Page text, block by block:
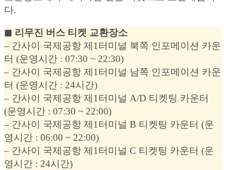
다.
◼︎ 리무진 버스 티켓 교환장소
– 간사이 국제공항 제1터미널 북쪽 인포메이션 카운
터 (운영시간 : 07:30 ~ 22:30)
– 간사이 국제공항 제1터미널 남쪽 인포메이션 카운
터 (운영시간 : 24시간)
– 간사이 국제공항 제1터미널 A/D 티켓팅 카운터
(운영시간 : 07:30 ~ 22:00)
– 간사이 국제공항 제1터미널 B 티켓팅 카운터 (운
영시간 : 06:00 ~ 22:00)
– 간사이 국제공항 제1터미널 C 티켓팅 카운터 (운
영시간 : 24시간)